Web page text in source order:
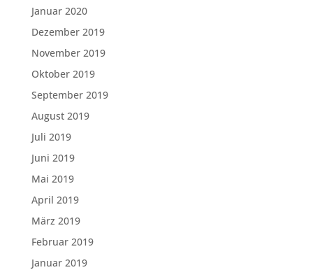
Januar 2020
Dezember 2019
November 2019
Oktober 2019
September 2019
August 2019
Juli 2019
Juni 2019
Mai 2019
April 2019
März 2019
Februar 2019
Januar 2019